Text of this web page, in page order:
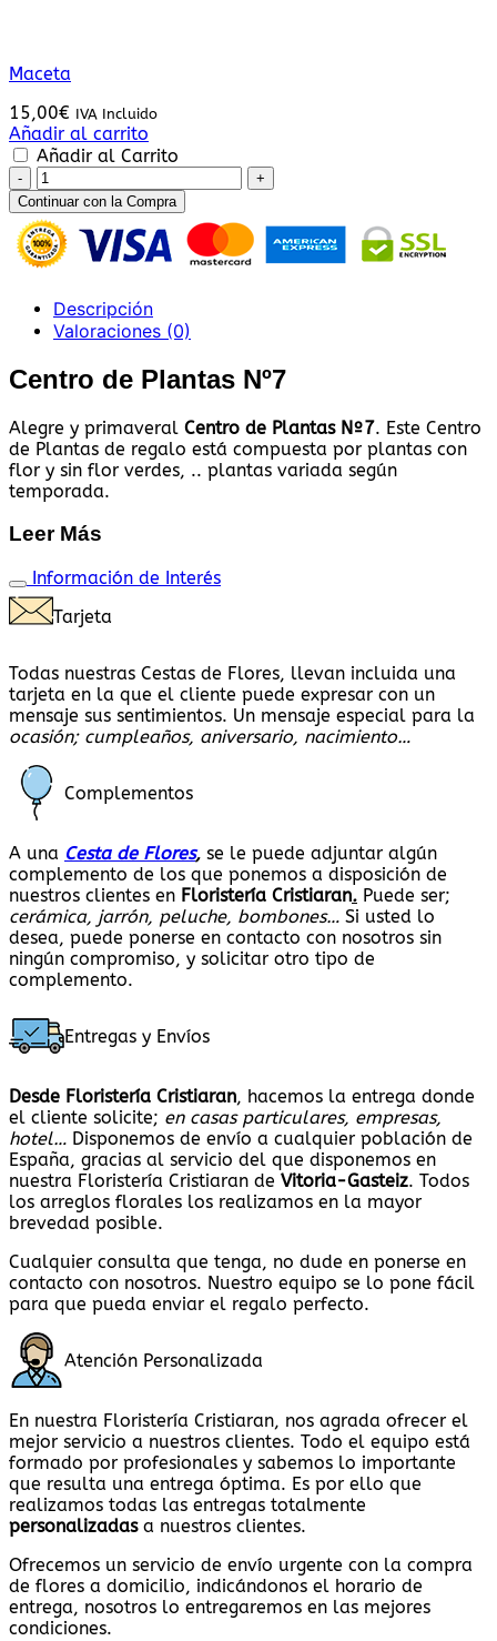
Maceta
15,00€ IVA Incluido
Añadir al carrito
Añadir al Carrito
Centro
de
Plantas
Nº7
cantidad
Continuar con la Compra
Descripción
Valoraciones (0)
Centro de Plantas Nº7
Alegre y primaveral Centro de Plantas Nº7. Este Centro
de Plantas de regalo está compuesta por plantas con
flor y sin flor verdes, .. plantas variada según
temporada.
Leer Más
Información de Interés
Tarjeta
Todas nuestras Cestas de Flores, llevan incluida una
tarjeta en la que el cliente puede expresar con un
mensaje sus sentimientos. Un mensaje especial para la
ocasión; cumpleaños, aniversario, nacimiento…
Complementos
A una Cesta de Flores, se le puede adjuntar algún
complemento de los que ponemos a disposición de
nuestros clientes en Floristería Cristiaran. Puede ser;
cerámica, jarrón, peluche, bombones… Si usted lo
desea, puede ponerse en contacto con nosotros sin
ningún compromiso, y solicitar otro tipo de
complemento.
Entregas y Envíos
Desde Floristería Cristiaran, hacemos la entrega donde
el cliente solicite; en casas particulares, empresas,
hotel… Disponemos de envío a cualquier población de
España, gracias al servicio del que disponemos en
nuestra Floristería Cristiaran de Vitoria-Gasteiz. Todos
los arreglos florales los realizamos en la mayor
brevedad posible.
Cualquier consulta que tenga, no dude en ponerse en
contacto con nosotros. Nuestro equipo se lo pone fácil
para que pueda enviar el regalo perfecto.
Atención Personalizada
En nuestra Floristería Cristiaran, nos agrada ofrecer el
mejor servicio a nuestros clientes. Todo el equipo está
formado por profesionales y sabemos lo importante
que resulta una entrega óptima. Es por ello que
realizamos todas las entregas totalmente
personalizadasa nuestros clientes.
Ofrecemos un servicio de envío urgente con la compra
de flores a domicilio, indicándonos el horario de
entrega, nosotros lo entregaremos en las mejores
condiciones.